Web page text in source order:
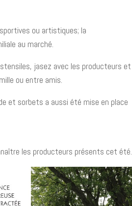
ou artistiques; la
au marché.
jasez avec les producteurs et
ou entre amis.
et sorbets a aussi été mise en place
les producteurs présents cet été.